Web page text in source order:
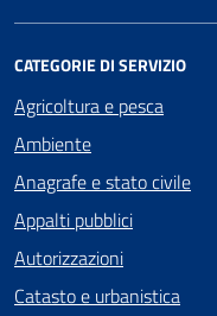
CATEGORIE DI SERVIZIO
Agricoltura e pesca
Ambiente
Anagrafe e stato civile
Appalti pubblici
Autorizzazioni
Catasto e urbanistica